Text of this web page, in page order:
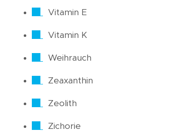
Vitamin E
Vitamin K
Weihrauch
Zeaxanthin
Zeolith
Zichorie